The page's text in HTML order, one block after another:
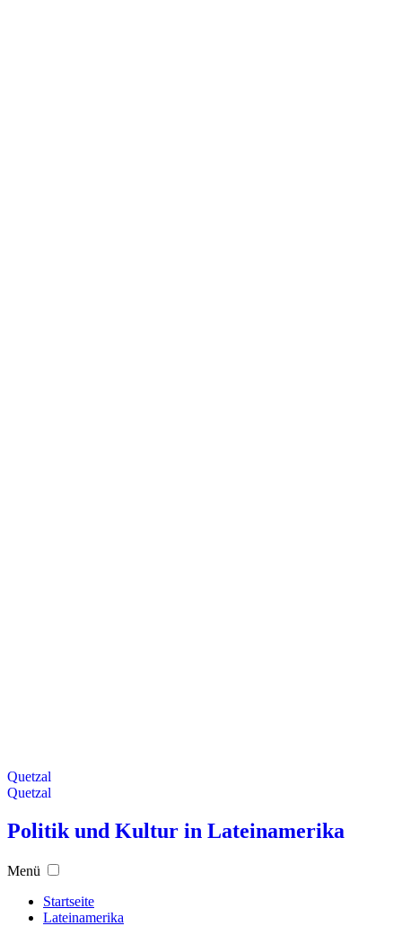
Quetzal
Quetzal
Politik und Kultur in Lateinamerika
Menü
Startseite
Lateinamerika